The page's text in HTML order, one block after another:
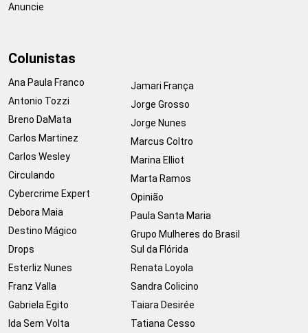
Anuncie
Colunistas
Ana Paula Franco
Antonio Tozzi
Breno DaMata
Carlos Martinez
Carlos Wesley
Circulando
Cybercrime Expert
Debora Maia
Destino Mágico
Drops
Esterliz Nunes
Franz Valla
Gabriela Egito
Ida Sem Volta
Jamari França
Jorge Grosso
Jorge Nunes
Marcus Coltro
Marina Elliot
Marta Ramos
Opinião
Paula Santa Maria
Grupo Mulheres do Brasil
Sul da Flórida
Renata Loyola
Sandra Colicino
Taiara Desirée
Tatiana Cesso